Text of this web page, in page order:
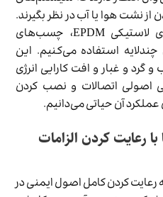
از نشت هوا یا آب در نظر بگیرند.
ما برای این منظور، از نوارهای لاستیکی EPDM، چسب‌های
استفاده می‌کنیم. این
و گرد و غبار و افت کارایی انرژی
اصولی اتصالات و نصب کردن
آن حیاتی می‌دانیم.
رعایت کردن الزامات
رعایت کردن کامل اصول ایمنی در